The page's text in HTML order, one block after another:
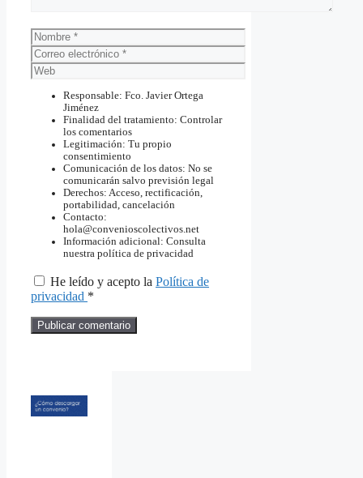
Nombre
Correo
electrónico
Web
Responsable: Fco. Javier Ortega
Jiménez
Finalidad del tratamiento: Controlar
los comentarios
Legitimación: Tu propio
consentimiento
Comunicación de los datos: No se
comunicarán salvo previsión legal
Derechos: Acceso, rectificación,
portabilidad, cancelación
Contacto:
hola@convenioscolectivos.net
Información adicional: Consulta
nuestra política de privacidad
He leído y acepto la Política de
privacidad *